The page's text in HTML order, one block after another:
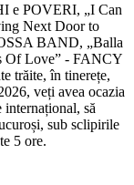
e POVERI, „I Can
Next Door to
BAND, „Balla
Of Love” - FANCY
trăite, în tinerețe,
veți avea ocazia
să
sub sclipirile
5 ore.